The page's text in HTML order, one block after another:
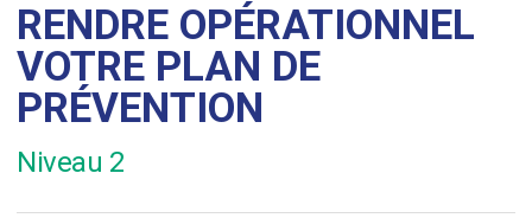
RENDRE OPÉRATIONNEL
VOTRE PLAN DE
PRÉVENTION
Niveau 2